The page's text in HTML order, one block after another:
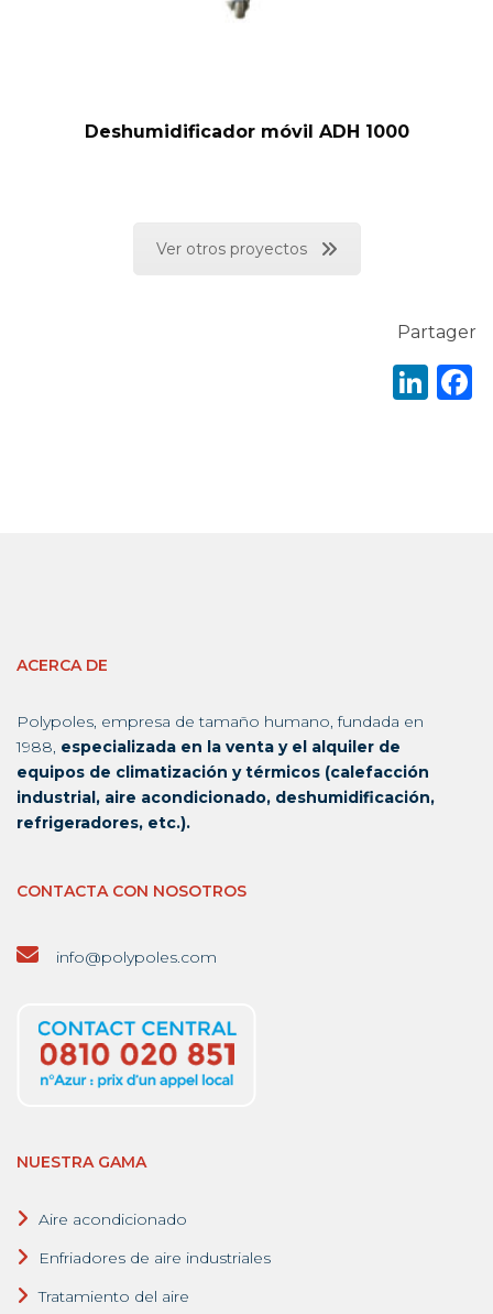
Deshumidificador móvil ADH 1000
Ver otros proyectos
Partager
ACERCA DE
Polypoles, empresa de tamaño humano, fundada en
1988, especializada en la venta y el alquiler de
equipos de climatización y térmicos (calefacción
industrial, aire acondicionado, deshumidificación,
refrigeradores, etc.).
CONTACTA CON NOSOTROS
info@polypoles.com
NUESTRA GAMA
Aire acondicionado
Enfriadores de aire industriales
Tratamiento del aire